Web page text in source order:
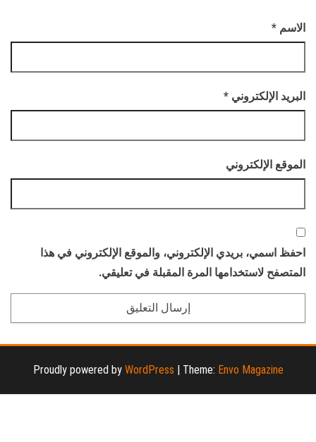
الاسم *
البريد الإلكتروني *
الموقع الإلكتروني
احفظ اسمي، بريدي الإلكتروني، والموقع الإلكتروني في هذا
المتصفح لاستخدامها المرة المقبلة في تعليقي.
Proudly powered by WordPress | Theme: Envo Magazine